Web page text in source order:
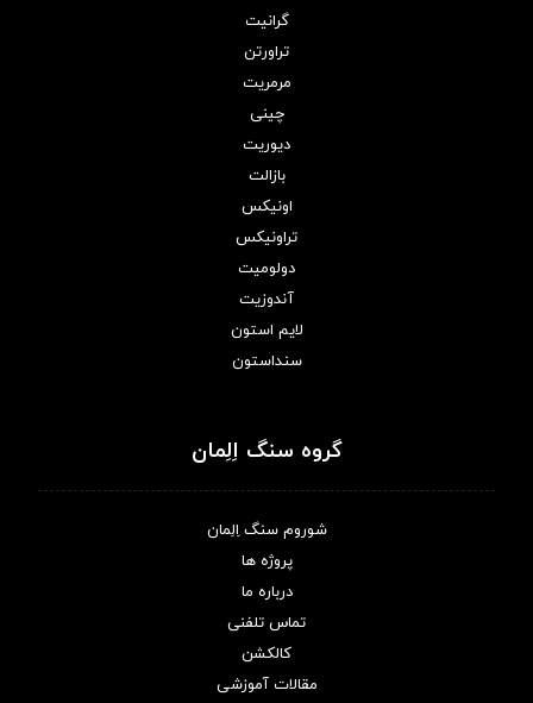
گرانیت
تراورتن
مرمریت
چینی
دیوریت
بازالت
اونیکس
تراونیکس
دولومیت
آندوزیت
لایم استون
سنداستون
گروه سنگ اِلِمان
شوروم سنگ اِلِمان
پروژه ها
درباره ما
تماس تلفنی
کالکشن
مقالات آموزشی